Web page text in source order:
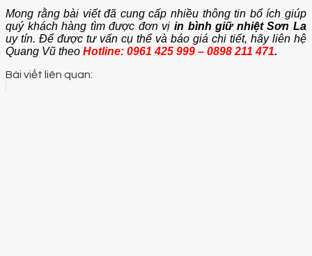
Mong rằng bài viết đã cung cấp nhiều thông tin bổ ích giúp
quý khách hàng tìm được đơn vị in bình giữ nhiệt Sơn La
uy tín. Để được tư vấn cụ thể và báo giá chi tiết, hãy liên hệ
Quang Vũ theo Hotline: 0961 425 999 – 0898 211 471.
Bài viết liên quan: